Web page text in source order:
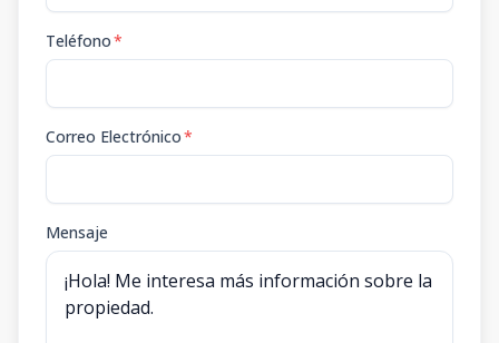
Teléfono*
Correo Electrónico*
Mensaje